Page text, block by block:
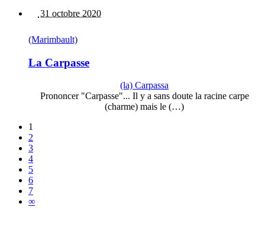
31 octobre 2020
(Marimbault)
La Carpasse
(la) Carpassa
Prononcer "Carpasse"... Il y a sans doute la racine carpe
(charme) mais le (…)
1
2
3
4
5
6
7
∞